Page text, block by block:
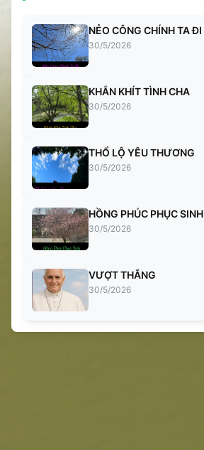
NẺO CÔNG CHÍNH TA ĐI
30/5/2026
KHẮN KHÍT TÌNH CHA
30/5/2026
THỔ LỘ YÊU THƯƠNG
30/5/2026
HỒNG PHÚC PHỤC SINH
30/5/2026
VƯỢT THẮNG
30/5/2026